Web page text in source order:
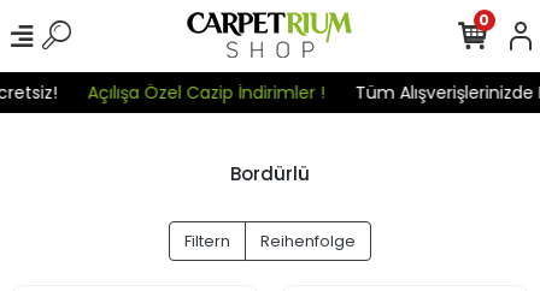
Açılışa Özel Cazip İndirimler ! Tüm Alışverişlerinizde
0
Bordürlü
Filtern Reihenfolge